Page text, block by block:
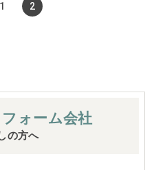
1 2
フォーム会社
の方へ